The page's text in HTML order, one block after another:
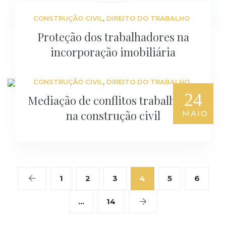
CONSTRUÇÃO CIVIL, DIREITO DO TRABALHO
Proteção dos trabalhadores na
incorporação imobiliária
24
MAIO
CONSTRUÇÃO CIVIL, DIREITO DO TRABALHO
Mediação de conflitos trabalhistas
na construção civil
1 2 3 4 5 6
… 14